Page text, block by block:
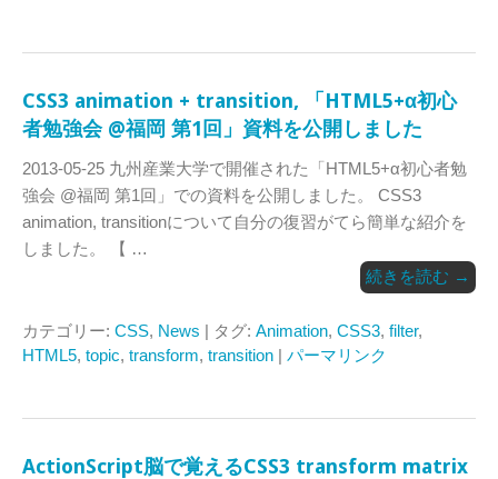
CSS3 animation + transition, 「HTML5+α初心
者勉強会 @福岡 第1回」資料を公開しました
2013-05-25 九州産業大学で開催された「HTML5+α初心者勉
強会 @福岡 第1回」での資料を公開しました。 CSS3
animation, transitionについて自分の復習がてら簡単な紹介を
しました。 【 …
続きを読む →
カテゴリー: CSS, News | タグ: Animation, CSS3, filter,
HTML5, topic, transform, transition | パーマリンク
ActionScript脳で覚えるCSS3 transform matrix